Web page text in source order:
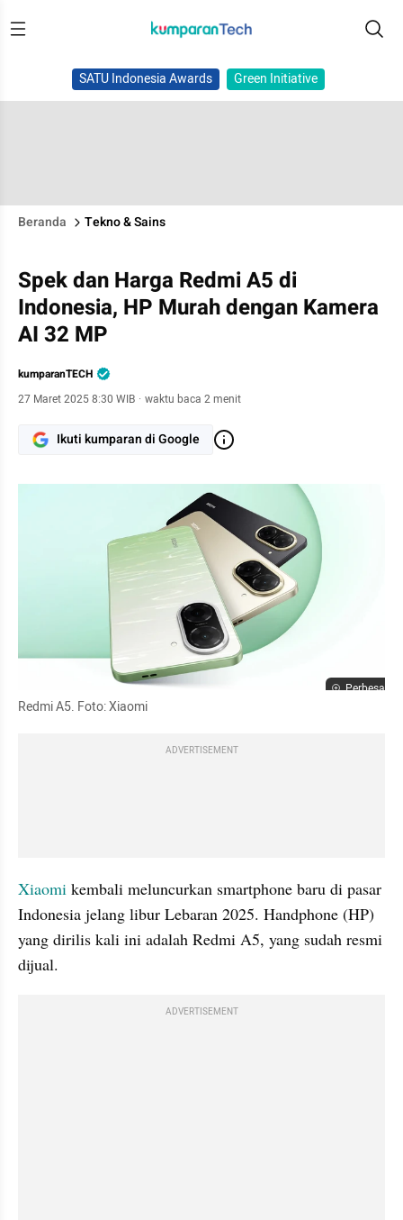
SATU Indonesia Awards Green Initiative
Beranda Tekno & Sains
Spek dan Harga Redmi A5 di
Indonesia, HP Murah dengan Kamera
AI 32 MP
kumparanTECH
27 Maret 2025 8:30 WIB · waktu baca 2 menit
Ikuti kumparan di Google
Perbesar
Redmi A5. Foto: Xiaomi
ADVERTISEMENT
Xiaomi kembali meluncurkan smartphone baru di pasar
Indonesia jelang libur Lebaran 2025. Handphone (HP)
yang dirilis kali ini adalah Redmi A5, yang sudah resmi
dijual.
ADVERTISEMENT